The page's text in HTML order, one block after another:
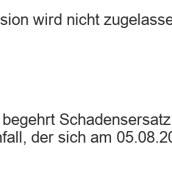
wird nicht
der sich am